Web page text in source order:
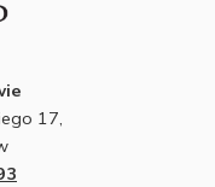
17,